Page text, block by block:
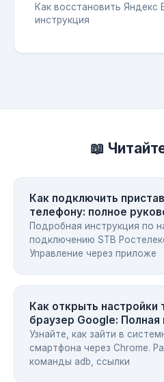
Как восстановить
инструкция
📖
Как подключить
телефону: полное
Подробная инструкция по
подключению STB
Управление через приложе
Как открыть настройки
браузер Google: Полная
Узнайте, как зайти в
смартфона через Chrome.
команды adb, ссылки